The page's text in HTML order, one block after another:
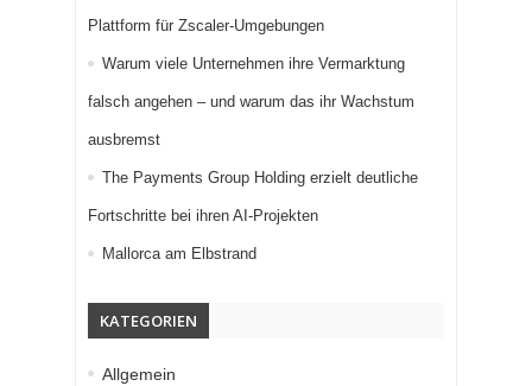
Plattform für Zscaler-Umgebungen
Warum viele Unternehmen ihre Vermarktung
falsch angehen – und warum das ihr Wachstum
ausbremst
The Payments Group Holding erzielt deutliche
Fortschritte bei ihren AI-Projekten
Mallorca am Elbstrand
KATEGORIEN
Allgemein